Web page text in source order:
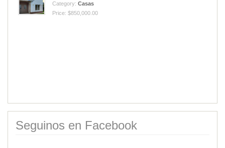
Category: Casas
Price: $850,000.00
Seguinos en Facebook